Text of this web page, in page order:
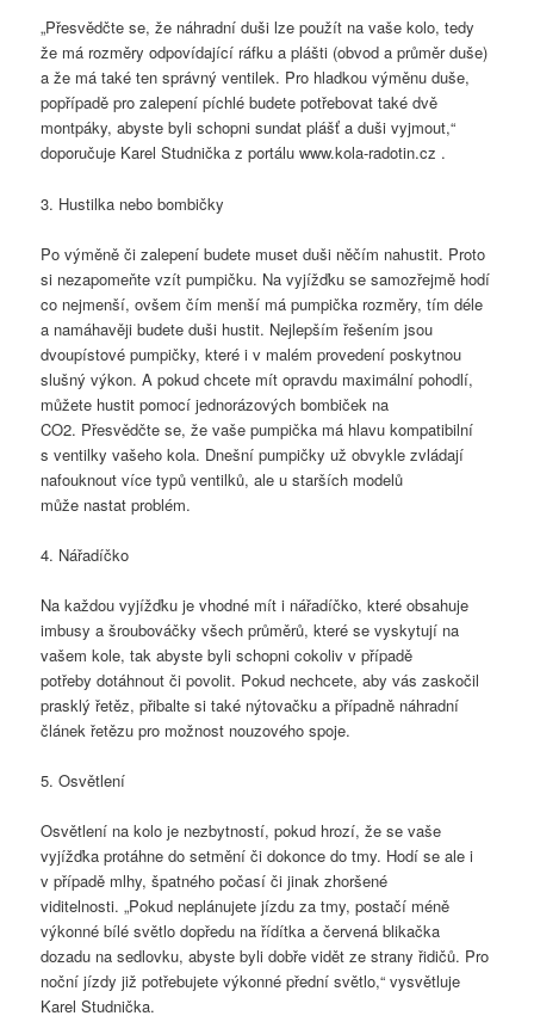
„Přesvědčte se, že náhradní duši lze použít na vaše kolo, tedy
že má rozměry odpovídající ráfku a plášti (obvod a průměr duše)
a že má také ten správný ventilek. Pro hladkou výměnu duše,
popřípadě pro zalepení píchlé budete potřebovat také dvě
montpáky, abyste byli schopni sundat plášť a duši vyjmout,“
doporučuje Karel Studnička z portálu www.kola-radotin.cz .
3. Hustilka nebo bombičky
Po výměně či zalepení budete muset duši něčím nahustit. Proto
si nezapomeňte vzít pumpičku. Na vyjížďku se samozřejmě hodí
co nejmenší, ovšem čím menší má pumpička rozměry, tím déle
a namáhavěji budete duši hustit. Nejlepším řešením jsou
dvoupístové pumpičky, které i v malém provedení poskytnou
slušný výkon. A pokud chcete mít opravdu maximální pohodlí,
můžete hustit pomocí jednorázových bombiček na
CO2. Přesvědčte se, že vaše pumpička má hlavu kompatibilní
s ventilky vašeho kola. Dnešní pumpičky už obvykle zvládají
nafouknout více typů ventilků, ale u starších modelů
může nastat problém.
4. Nářadíčko
Na každou vyjížďku je vhodné mít i nářadíčko, které obsahuje
imbusy a šroubováčky všech průměrů, které se vyskytují na
vašem kole, tak abyste byli schopni cokoliv v případě
potřeby dotáhnout či povolit. Pokud nechcete, aby vás zaskočil
prasklý řetěz, přibalte si také nýtovačku a případně náhradní
článek řetězu pro možnost nouzového spoje.
5. Osvětlení
Osvětlení na kolo je nezbytností, pokud hrozí, že se vaše
vyjížďka protáhne do setmění či dokonce do tmy. Hodí se ale i
v případě mlhy, špatného počasí či jinak zhoršené
viditelnosti. „Pokud neplánujete jízdu za tmy, postačí méně
výkonné bílé světlo dopředu na řídítka a červená blikačka
dozadu na sedlovku, abyste byli dobře vidět ze strany řidičů. Pro
noční jízdy již potřebujete výkonné přední světlo,“ vysvětluje
Karel Studnička.